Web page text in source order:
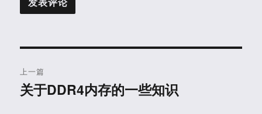
章
上一篇
上
关于DDR4内存的一些知识